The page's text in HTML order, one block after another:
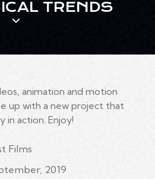
TRENDS
animation and motion
up with a new project that
in action. Enjoy!
Films
2019